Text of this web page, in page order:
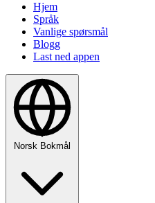
Hjem
Språk
Vanlige spørsmål
Blogg
Last ned appen
Norsk Bokmål